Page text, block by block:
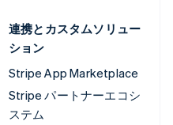
連携とカスタムソリュー
ション
Stripe App Marketplace
Stripe パートナーエコシ
ステム